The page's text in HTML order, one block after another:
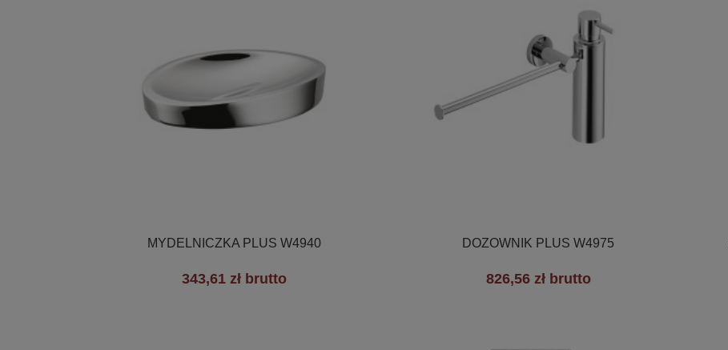
Szybki podgląd
MYDELNICZKA PLUS W4940
343,61 zł brutto
Szybki podgląd
DOZOWNIK PLUS W4975
826,56 zł brutto